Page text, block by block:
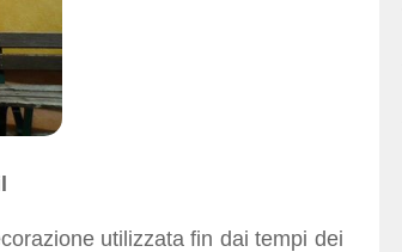
utilizzata fin dai tempi dei